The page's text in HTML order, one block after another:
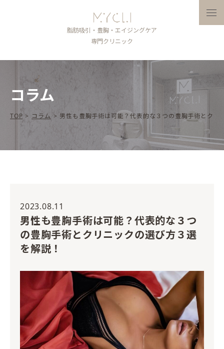
脂肪吸引・豊胸・エイジングケア
専門クリニック
メ
コラム
TOP > コラム > 男性も豊胸手術は可能？代表的な３つの豊胸手術とクリ
2023.08.11
男性も豊胸手術は可能？代表的な３つ
の豊胸手術とクリニックの選び方３選
を解説！